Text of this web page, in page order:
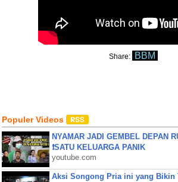
Share: BBM
Populer Videos
NYAMAR JADI GEMBEL DEPAN
❗SATU KELUARGA PANIK
youtube.com
Aksi Songong Pria ini yang Bikin